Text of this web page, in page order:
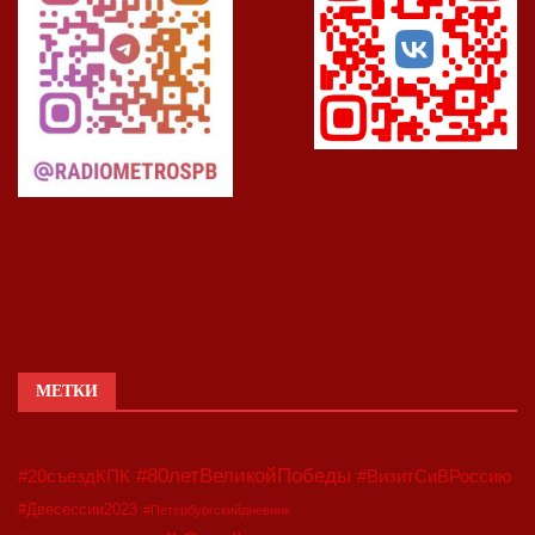
МЕТКИ
#20съездКПК #80летВеликойПобеды #ВизитСиВРоссию
#Двесессии2023 #Петербургскийдневник